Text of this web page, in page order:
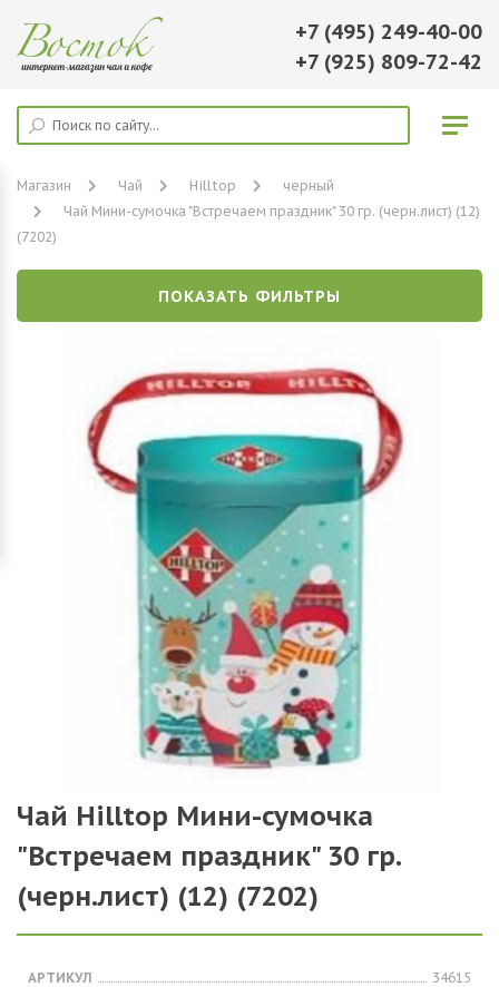
+7 (495) 249-40-00
+7 (925) 809-72-42
Магазин Чай Hilltop
черный
Чай Мини-сумочка "Встречаем праздник" 30 гр. (черн.лист) (12)
(7202)
ПОКАЗАТЬ ФИЛЬТРЫ
Чай Hilltop Мини-сумочка
"Встречаем праздник" 30 гр.
(черн.лист) (12) (7202)
АРТИКУЛ
34615